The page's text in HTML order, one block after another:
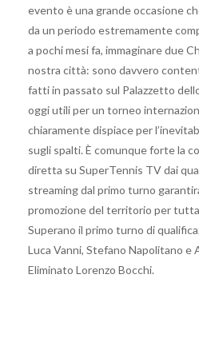
evento è una grande occasione
da un periodo estremamente
a pochi mesi fa, immaginare due
nostra città: sono davvero
fatti in passato sul Palazzetto
oggi utili per un torneo
chiaramente dispiace per
sugli spalti. È comunque forte la
diretta su SuperTennis TV dai
streaming dal primo turno
promozione del territorio per tutta
Superano il primo turno di
Luca Vanni, Stefano Napolitano e
Eliminato Lorenzo Bocchi.